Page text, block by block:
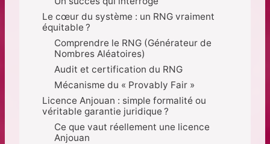
Le cœur du système : un RNG vraiment
équitable ?
Comprendre le RNG (Générateur de
Nombres Aléatoires)
Audit et certification du RNG
Mécanisme du « Provably Fair »
Licence Anjouan : simple formalité ou
véritable garantie juridique ?
Ce que vaut réellement une licence
Anjouan